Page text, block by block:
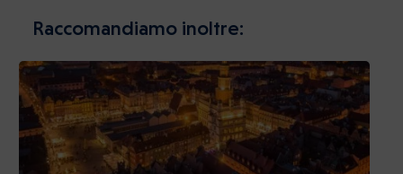
Raccomandiamo inoltre: